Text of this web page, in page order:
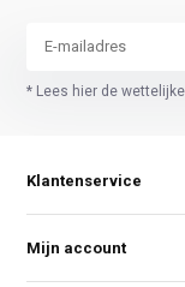
* Lees hier de
Klantenservice
Mijn account